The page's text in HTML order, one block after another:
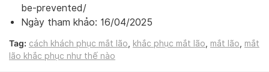
be-prevented/
Ngày tham khảo: 16/04/2025
Tag: cách khách phục mắt lão khắc phục mắt lão mắt lão
mắt
lão khắc phục như thế nào